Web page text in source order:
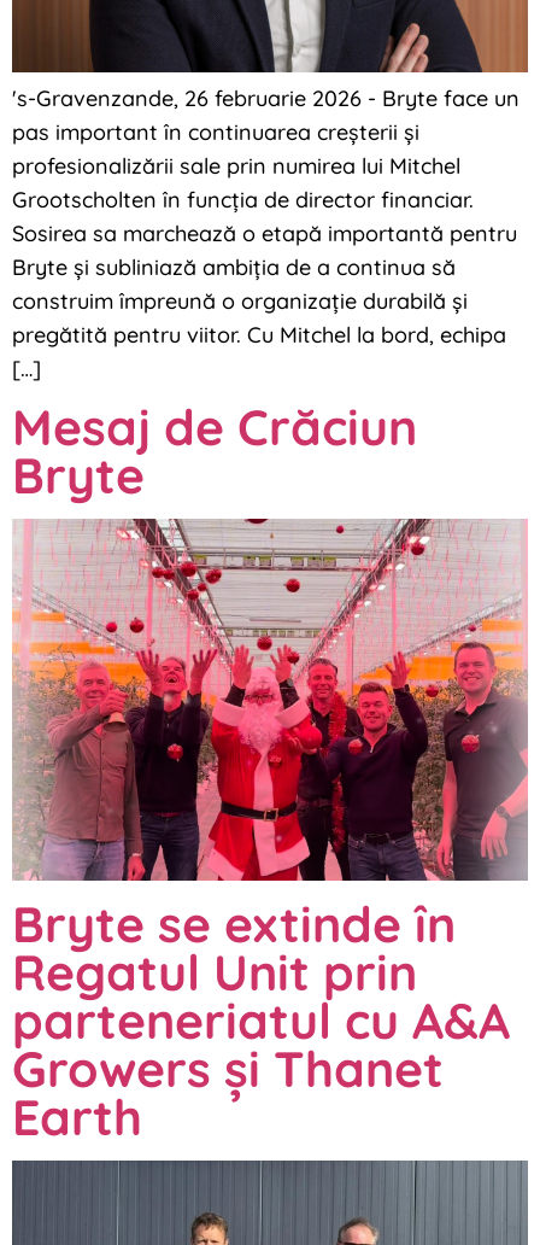
's-Gravenzande, 26 februarie 2026 - Bryte face un
pas important în continuarea creșterii și
profesionalizării sale prin numirea lui Mitchel
Grootscholten în funcția de director financiar.
Sosirea sa marchează o etapă importantă pentru
Bryte și subliniază ambiția de a continua să
construim împreună o organizație durabilă și
pregătită pentru viitor. Cu Mitchel la bord, echipa
[…]
Mesaj de Crăciun
Bryte
Bryte se extinde în
Regatul Unit prin
parteneriatul cu A&A
Growers și Thanet
Earth